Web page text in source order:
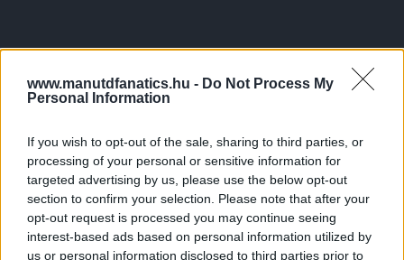
www.manutdfanatics.hu - Do Not Process My
Personal Information
If you wish to opt-out of the sale, sharing to third parties, or
processing of your personal or sensitive information for
targeted advertising by us, please use the below opt-out
section to confirm your selection. Please note that after your
opt-out request is processed you may continue seeing
interest-based ads based on personal information utilized by
us or personal information disclosed to third parties prior to